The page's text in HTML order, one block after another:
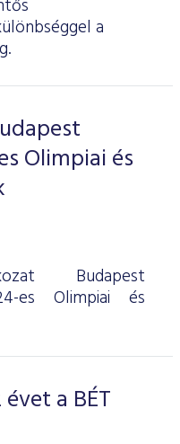
a
Olimpiai és
Budapest
es Olimpiai és
a BÉT